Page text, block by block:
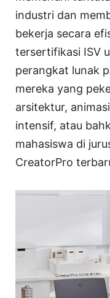
industri dan
bekerja secara
tersertifikasi ISV
perangkat lunak
mereka yang
arsitektur,
intensif, atau
mahasiswa di
CreatorPro